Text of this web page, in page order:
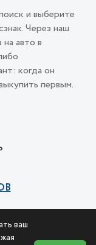
и выберите
Через наш
авто в
когда он
первым.
ваш